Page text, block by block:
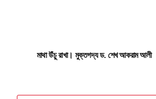
মাথা উঁচু রাখা। মুক্তগদ্য ড. শেখ আকরাম আলী